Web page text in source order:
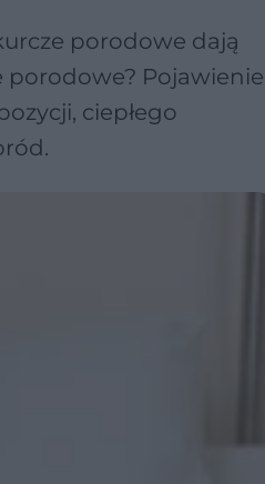
porodowe dają
porodowe? Pojawienie
ciepłego